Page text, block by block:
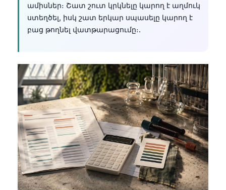
ամիսներ։ Շատ շուտ կրկնելը կարող է աղմուկ
ստեղծել, իսկ շատ երկար սպասելը կարող է
բաց թողնել վատթարացումը։.